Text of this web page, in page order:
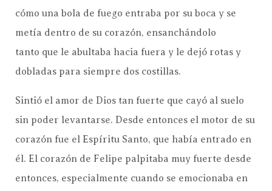
cómo una bola de fuego entraba por su boca y se
metía dentro de su corazón, ensanchándolo
tanto que le abultaba hacia fuera y le dejó rotas y
dobladas para siempre dos costillas.
Sintió el amor de Dios tan fuerte que cayó al suelo
sin poder levantarse. Desde entonces el motor de su
corazón fue el Espíritu Santo, que había entrado en
él. El corazón de Felipe palpitaba muy fuerte desde
entonces, especialmente cuando se emocionaba en